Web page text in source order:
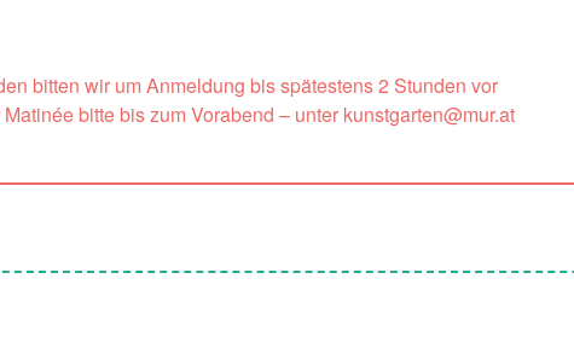
bitten wir um Anmeldung bis spätestens 2 Stunden vor
bitte bis zum Vorabend – unter kunstgarten@mur.at